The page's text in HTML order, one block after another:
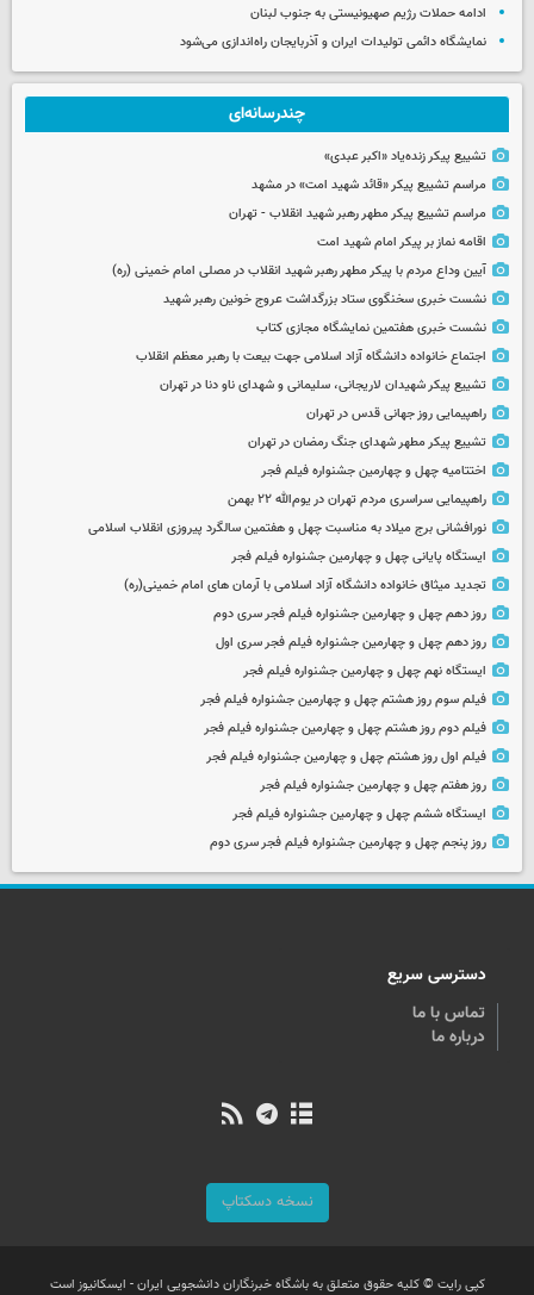
ادامه حملات رژیم صهیونیستی به جنوب لبنان
نمایشگاه دائمی تولیدات ایران و آذربایجان راه‌اندازی می‌شود
چندرسانه‌ای
تشییع پیکر زنده‌یاد «اکبر عبدی»
مراسم تشییع پیکر «قائد شهید امت» در مشهد
مراسم تشییع پیکر مطهر رهبر شهید انقلاب - تهران
اقامه نماز بر پیکر امام شهید امت
آیین وداع مردم با پیکر مطهر رهبر شهید انقلاب در مصلی امام خمینی (ره)
نشست خبری سخنگوی ستاد بزرگداشت عروج خونین رهبر شهید
نشست خبری هفتمین نمایشگاه مجازی کتاب
اجتماع خانواده دانشگاه آزاد اسلامی جهت بیعت با رهبر معظم انقلاب
تشییع پیکر شهیدان لاریجانی، سلیمانی و شهدای ناو دنا در تهران
راهپیمایی روز جهانی قدس در تهران
تشییع پیکر مطهر شهدای جنگ رمضان در تهران
اختتامیه چهل و چهارمین جشنواره فیلم فجر
راهپیمایی سراسری مردم تهران در یوم‌الله ۲۲ بهمن
نورافشانی برج میلاد به مناسبت چهل‌ و هفتمین سالگرد پیروزی انقلاب اسلامی
ایستگاه پایانی چهل و چهارمین جشنواره فیلم فجر
تجدید میثاق خانواده دانشگاه آزاد اسلامی با آرمان های امام خمینی(ره)
روز دهم چهل و چهارمین جشنواره فیلم فجر سری دوم
روز دهم چهل و چهارمین جشنواره فیلم فجر سری اول
ایستگاه نهم چهل و چهارمین جشنواره فیلم فجر
فیلم سوم روز هشتم چهل و چهارمین جشنواره فیلم فجر
فیلم دوم روز هشتم چهل و چهارمین جشنواره فیلم فجر
فیلم اول روز هشتم چهل و چهارمین جشنواره فیلم فجر
روز هفتم چهل و چهارمین جشنواره فیلم فجر
ایستگاه ششم چهل و چهارمین جشنواره فیلم فجر
روز پنجم چهل و چهارمین جشنواره فیلم فجر سری دوم
دسترسی سریع
تماس با ما
درباره ما
نسخه دسکتاپ
کپی رایت © کلیه حقوق متعلق به باشگاه خبرنگاران دانشجویی ایران - ایسکانیوز است